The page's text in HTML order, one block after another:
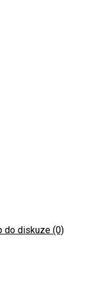
do diskuze (0)